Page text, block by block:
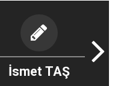
İsmet TAŞ